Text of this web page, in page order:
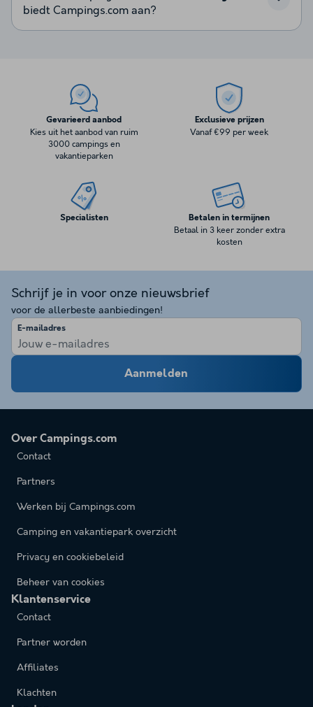
biedt Campings.com aan?
Gevarieerd aanbod
Kies uit het aanbod van ruim
3000 campings en
vakantieparken
Exclusieve prijzen
Vanaf €99 per week
Specialisten Betalen in termijnen
Betaal in 3 keer zonder extra
kosten
Schrijf je in voor onze nieuwsbrief
voor de allerbeste aanbiedingen!
E-mailadres
Aanmelden
Over Campings.com
Contact
Partners
Werken bij Campings.com
Camping en vakantiepark overzicht
Privacy en cookiebeleid
Beheer van cookies
Klantenservice
Contact
Partner worden
Affiliates
Klachten